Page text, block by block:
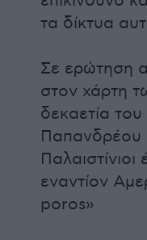
τα δίκτυα
Σε ερώτηση
στον χάρτη
δεκαετία
Παπανδρέου
εναντίον
poros»